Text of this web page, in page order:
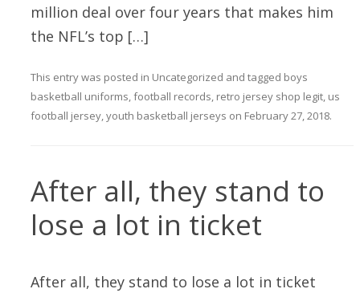
million deal over four years that makes him
the NFL’s top […]
This entry was posted in Uncategorized and tagged boys
basketball uniforms,football records, retro jersey shop legit, us
football jersey,youth basketball jerseys on February 27, 2018.
After all, they stand to
lose a lot in ticket
After all, they stand to lose a lot in ticket